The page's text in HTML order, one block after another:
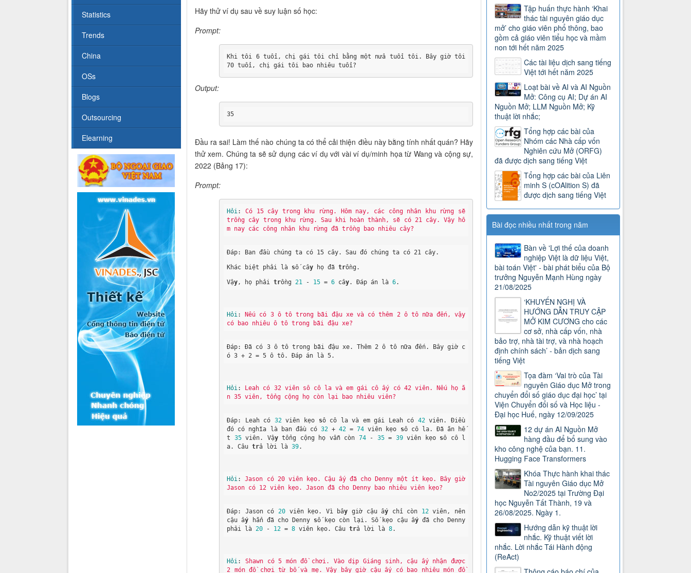
Hãy thử ví dụ sau về suy luận số học:
Prompt:
Khi tôi 6 tuổi, chị gái tôi chỉ bằng một nửa tuổi tôi. Bây giờ tôi
70 tuổi, chị gái tôi bao nhiêu tuổi?
Output:
35
Đầu ra sai! Làm thế nào chúng ta có thể cải thiện điều này bằng tính nhất quán? Hãy
thử xem. Chúng ta sẽ sử dụng các ví dụ với vài ví dụ/minh họa từ Wang và cộng sự,
2022 (Bảng 17):
Prompt:
Hỏi : Có 15 cây trong khu rừng. Hôm nay, các công nhân khu rừng sẽ
trồng cây trong khu rừng. Sau khi hoàn thành, sẽ có 21 cây. Vậy hô
m nay các công nhân khu rừng đã trồng bao nhiêu cây?
Đáp: Ban đầu chúng ta có 15 cây. Sau đó chúng ta có 21 cây.
Khác biệt phải là số cây họ đã trồng.
Vậy , họ phải trồng 21 - 15 = 6 cây. Đáp án là 6.
Hỏi : Nếu có 3 ô tô trong bãi đậu xe và có thêm 2 ô tô nữa đến, vậy
có bao nhiêu ô tô trong bãi đậu xe?
Đáp: Đã có 3 ô tô trong bãi đậu xe. Thêm 2 ô tô nữa đến. Bây giờ c
ó 3 + 2 = 5 ô tô. Đáp án là 5.
Hỏi : Leah có 32 viên sô cô la và em gái cô ấy có 42 viên. Nếu họ ă
n 35 viên, tổng cộng họ còn lại bao nhiêu viên?
Đáp: Leah có 32 viên kẹo sô cô la và em gái Leah có 42 viên. Điều
đó có nghĩa là ban đầu có 32 + 42 = 74 viên kẹo sô cô la. Đã ăn hế
t 35 viên. Vậy tổng cộng họ vẫn còn 74 - 35 = 39 viên kẹo sô cô l
a. Câu trả lời là 39.
Hỏi : Jason có 20 viên kẹo. Cậu ấy đã cho Denny một ít kẹo. Bây giờ
Jason có 12 viên kẹo. Jason đã cho Denny bao nhiêu viên kẹo?
Đáp: Jason có 20 viên kẹo. Vì bây giờ cậu ấy chỉ còn 12 viên, nên
cậu ấy hẳn đã cho Denny số kẹo còn lại. Số kẹo cậu ấy đã cho Denny
phải là 20 - 12 = 8 viên kẹo. Câu trả lời là 8.
Hỏi : Shawn có 5 món đồ chơi. Vào dịp Giáng sinh, cậu ấy nhận được
2 món đồ chơi từ bố và mẹ. Vậy bây giờ cậu ấy có bao nhiêu món đồ
Tập huấn thực hành ‘Khai
thác tài nguyên giáo dục
mở’ cho giáo viên phổ thông, bao
gồm cả giáo viên tiểu học và mầm
non tới hết năm 2025
Các tài liệu dịch sang tiếng
Việt tới hết năm 2025
Loạt bài về AI và AI Nguồn
Mở: Công cụ AI; Dự án AI
Nguồn Mở; LLM Nguồn Mở; Kỹ
thuật lời nhắc;
Tổng hợp các bài của
Nhóm các Nhà cấp vốn
Nghiên cứu Mở (ORFG)
đã được dịch sang tiếng Việt
Tổng hợp các bài của Liên
minh S (cOAlition S) đã
được dịch sang tiếng Việt
Bài đọc nhiều nhất trong năm
Bàn về 'Lợi thế của doanh
nghiệp Việt là dữ liệu Việt,
bài toán Việt' - bài phát biểu của Bộ
trưởng Nguyễn Mạnh Hùng ngày
21/08/2025
‘KHUYẾN NGHỊ VÀ
HƯỚNG DẪN TRUY CẬP
MỞ KIM CƯƠNG cho các
cơ sở, nhà cấp vốn, nhà
bảo trợ, nhà tài trợ, và nhà hoạch
định chính sách’ - bản dịch sang
tiếng Việt
Tọa đàm ‘Vai trò của Tài
nguyên Giáo dục Mở trong
chuyển đổi số giáo dục đại học’ tại
Viện Chuyển đổi số và Học liệu -
Đại học Huế, ngày 12/09/2025
12 dự án AI Nguồn Mở
hàng đầu để bổ sung vào
kho công nghệ của bạn. 11.
Hugging Face Transformers
Khóa Thực hành khai thác
Tài nguyên Giáo dục Mở
No2/2025 tại Trường Đại
học Nguyễn Tất Thành, 19 và
26/08/2025. Ngày 1.
Hướng dẫn kỹ thuật lời
nhắc. Kỹ thuật viết lời
nhắc. Lời nhắc Tái Hành động
(ReAct)
Statistics
Trends
China
OSs
Blogs
Outsourcing
Elearning